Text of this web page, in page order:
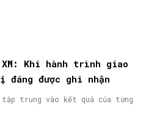
XM: Khi hành trình giao
được ghi nhận
trung vào kết quả của từng